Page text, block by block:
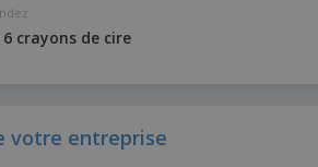
et
crayons de cire
votre entreprise